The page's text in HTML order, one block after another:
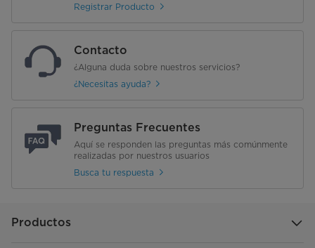
Registrar Producto
Contacto
¿Alguna duda sobre nuestros servicios?
¿Necesitas ayuda?
Preguntas Frecuentes
Aquí se responden las preguntas más comúnmente
realizadas por nuestros usuarios
Busca tu respuesta
Productos